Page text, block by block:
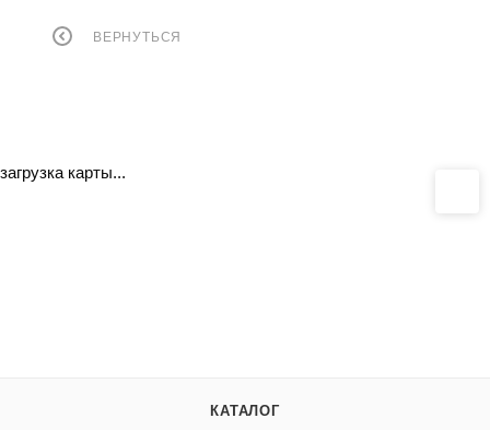
ВЕРНУТЬСЯ
загрузка карты...
КАТАЛОГ